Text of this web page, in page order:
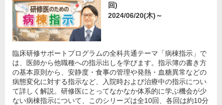
回)
2024/06/20(木)～
臨床研修サポートプログラムの全科共通テーマ「病棟指示」で
は、医師から他職種への指示出しを学びます。指示簿の書き方
の基本原則から、安静度・食事の管理や発熱・血糖異常などの
病態変化に対する指示など、入院時および治療中の指示につい
て詳しく解説。研修医にとってなかなか体系的に学ぶ機会が少
ない病棟指示について、このシリーズは全10回、各回は約10分